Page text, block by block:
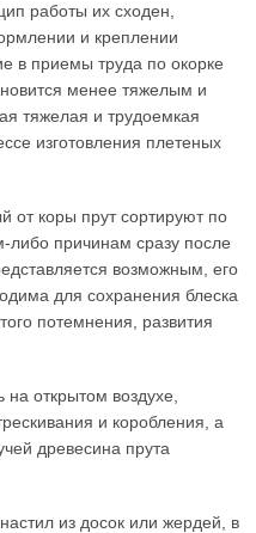
работы их сходен,
и креплении
в приемы труда по окорке
менее тяжелым и
тяжелая и трудоемкая
изготовления плетеных
от коры прут сортируют по
либо причинам сразу после
возможным, его
для сохранения блеска
потемнения, развития
открытом воздухе,
и коробления, а
древесина прута
из досок или жердей, в